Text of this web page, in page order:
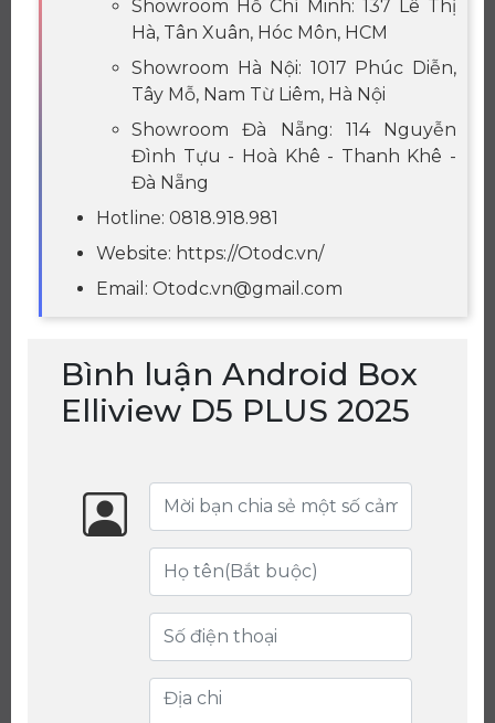
Showroom Hồ Chí Minh: 137 Lê Thị
Hà, Tân Xuân, Hóc Môn, HCM
Showroom Hà Nội: 1017 Phúc Diễn,
Tây Mỗ, Nam Từ Liêm, Hà Nội
Showroom Đà Nẵng: 114 Nguyễn
Đình Tựu - Hoà Khê - Thanh Khê -
Đà Nẵng
Hotline: 0818.918.981
Website: https://Otodc.vn/
Email: Otodc.vn@gmail.com
Bình luận Android Box
Elliview D5 PLUS 2025